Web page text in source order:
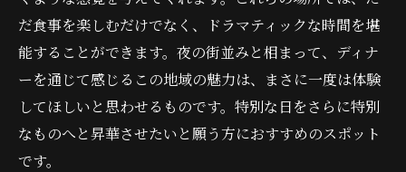
だ食事を楽しむだけでなく、ドラマティックな時間を堪
能することができます。夜の街並みと相まって、ディナ
ーを通じて感じるこの地域の魅力は、まさに一度は体験
してほしいと思わせるものです。特別な日をさらに特別
なものへと昇華させたいと願う方におすすめのスポット
です。